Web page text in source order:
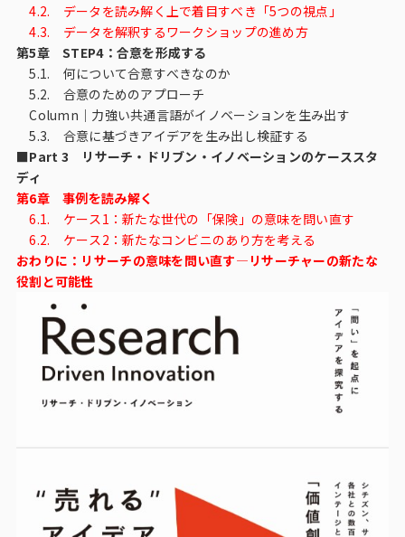
4.2. データを読み解く上で着目すべき「5つの視点」
4.3. データを解釈するワークショップの進め方
第5章 STEP4：合意を形成する
5.1. 何について合意すべきなのか
5.2. 合意のためのアプローチ
Column｜力強い共通言語がイノベーションを生み出す
5.3. 合意に基づきアイデアを生み出し検証する
■Part 3 リサーチ・ドリブン・イノベーションのケーススタ
ディ
第6章 事例を読み解く
6.1. ケース1：新たな世代の「保険」の意味を問い直す
6.2. ケース2：新たなコンビニのあり方を考える
おわりに：リサーチの意味を問い直す―リサーチャーの新たな
役割と可能性